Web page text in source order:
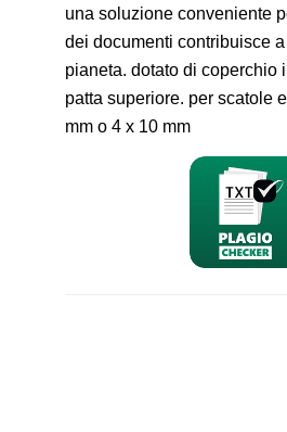
una soluzione conveniente
dei documenti contribuisce a
pianeta. dotato di coperchio
patta superiore. per scatole
mm o 4 x 10 mm